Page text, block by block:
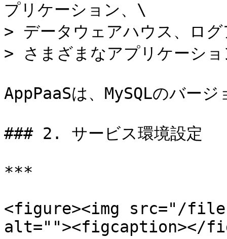
プリケーション、\
> データウェアハウス、ロ
> さまざまなアプリケーシ
AppPaaSは、MySQLのバー
### 2. サービス環境設定
***
<figure><img src="/files/
alt=""><figcaption></